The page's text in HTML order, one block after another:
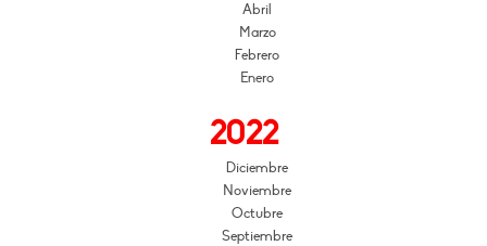
Abril
Marzo
Febrero
Enero
2022
Diciembre
Noviembre
Octubre
Septiembre